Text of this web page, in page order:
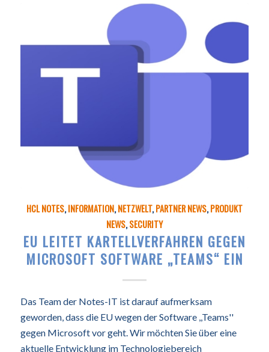
HCL NOTES,INFORMATION,NETZWELT,PARTNER NEWS,PRODUKT
NEWS,SECURITY
EU LEITET KARTELLVERFAHREN GEGEN
MICROSOFT SOFTWARE „TEAMS“ EIN
Das Team der Notes-IT ist darauf aufmerksam
geworden, dass die EU wegen der Software ,,Teams''
gegen Microsoft vor geht. Wir möchten Sie über eine
aktuelle Entwicklung im Technologiebereich